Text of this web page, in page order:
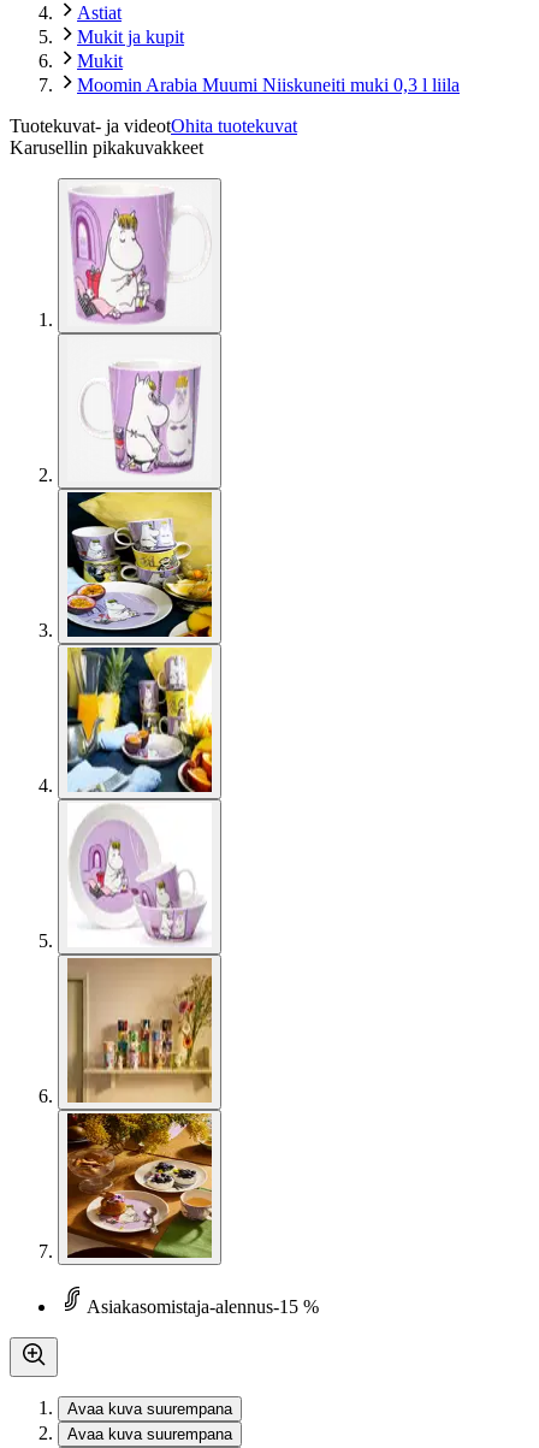
Astiat
Mukit ja kupit
Mukit
Moomin Arabia Muumi Niiskuneiti muki 0,3 l liila
Tuotekuvat- ja videotOhita tuotekuvat
Karusellin pikakuvakkeet
Asiakasomistaja-alennus-15 %
Avaa kuva suurempana
Avaa kuva suurempana